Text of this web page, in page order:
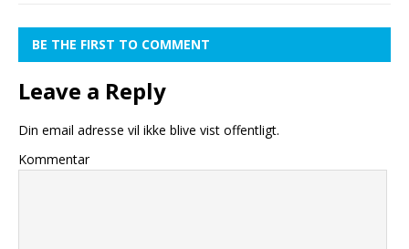
BE THE FIRST TO COMMENT
Leave a Reply
Din email adresse vil ikke blive vist offentligt.
Kommentar